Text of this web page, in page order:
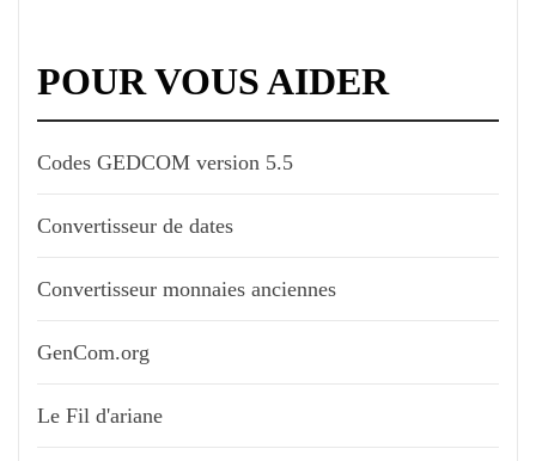
POUR VOUS AIDER
Codes GEDCOM version 5.5
Convertisseur de dates
Convertisseur monnaies anciennes
GenCom.org
Le Fil d'ariane